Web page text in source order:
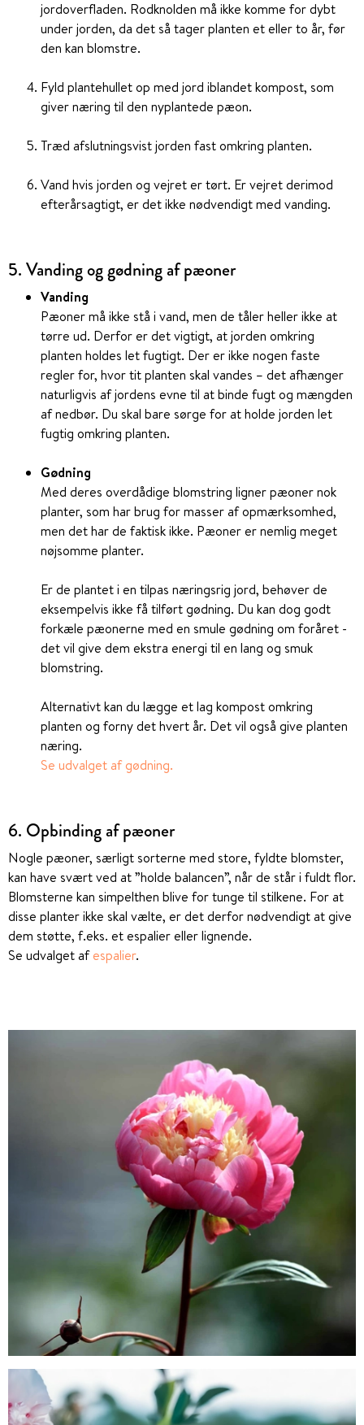
jordoverfladen. Rodknolden må ikke komme for dybt
under jorden, da det så tager planten et eller to år, før
den kan blomstre.
Fyld plantehullet op med jord iblandet kompost, som
giver næring til den nyplantede pæon.
Træd afslutningsvist jorden fast omkring planten.
Vand hvis jorden og vejret er tørt. Er vejret derimod
efterårsagtigt, er det ikke nødvendigt med vanding.
5. Vanding og gødning af pæoner
Vanding
Pæoner må ikke stå i vand, men de tåler heller ikke at
tørre ud. Derfor er det vigtigt, at jorden omkring
planten holdes let fugtigt. Der er ikke nogen faste
regler for, hvor tit planten skal vandes – det afhænger
naturligvis af jordens evne til at binde fugt og mængden
af nedbør. Du skal bare sørge for at holde jorden let
fugtig omkring planten.
Gødning
Med deres overdådige blomstring ligner pæoner nok
planter, som har brug for masser af opmærksomhed,
men det har de faktisk ikke. Pæoner er nemlig meget
nøjsomme planter.
Er de plantet i en tilpas næringsrig jord, behøver de
eksempelvis ikke få tilført gødning. Du kan dog godt
forkæle pæonerne med en smule gødning om foråret -
det vil give dem ekstra energi til en lang og smuk
blomstring.
Alternativt kan du lægge et lag kompost omkring
planten og forny det hvert år. Det vil også give planten
næring.
Se udvalget af gødning.
6. Opbinding af pæoner
Nogle pæoner, særligt sorterne med store, fyldte blomster,
kan have svært ved at ”holde balancen”, når de står i fuldt flor.
Blomsterne kan simpelthen blive for tunge til stilkene. For at
disse planter ikke skal vælte, er det derfor nødvendigt at give
dem støtte, f.eks. et espalier eller lignende.
Se udvalget afespalier.